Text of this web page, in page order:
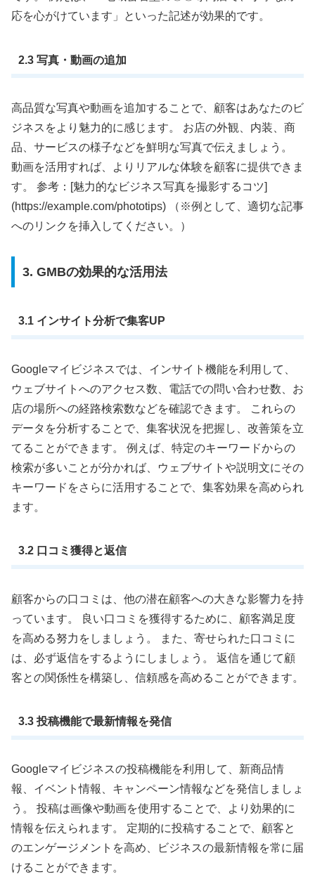
応を心がけています」といった記述が効果的です。
2.3 写真・動画の追加
高品質な写真や動画を追加することで、顧客はあなたのビ
ジネスをより魅力的に感じます。 お店の外観、内装、商
品、サービスの様子などを鮮明な写真で伝えましょう。
動画を活用すれば、よりリアルな体験を顧客に提供できま
す。 参考：[魅力的なビジネス写真を撮影するコツ]
(https://example.com/phototips) （※例として、適切な記事
へのリンクを挿入してください。）
3. GMBの効果的な活用法
3.1 インサイト分析で集客UP
Googleマイビジネスでは、インサイト機能を利用して、
ウェブサイトへのアクセス数、電話での問い合わせ数、お
店の場所への経路検索数などを確認できます。 これらの
データを分析することで、集客状況を把握し、改善策を立
てることができます。 例えば、特定のキーワードからの
検索が多いことが分かれば、ウェブサイトや説明文にその
キーワードをさらに活用することで、集客効果を高められ
ます。
3.2 口コミ獲得と返信
顧客からの口コミは、他の潜在顧客への大きな影響力を持
っています。 良い口コミを獲得するために、顧客満足度
を高める努力をしましょう。 また、寄せられた口コミに
は、必ず返信をするようにしましょう。 返信を通じて顧
客との関係性を構築し、信頼感を高めることができます。
3.3 投稿機能で最新情報を発信
Googleマイビジネスの投稿機能を利用して、新商品情
報、イベント情報、キャンペーン情報などを発信しましょ
う。 投稿は画像や動画を使用することで、より効果的に
情報を伝えられます。 定期的に投稿することで、顧客と
のエンゲージメントを高め、ビジネスの最新情報を常に届
けることができます。